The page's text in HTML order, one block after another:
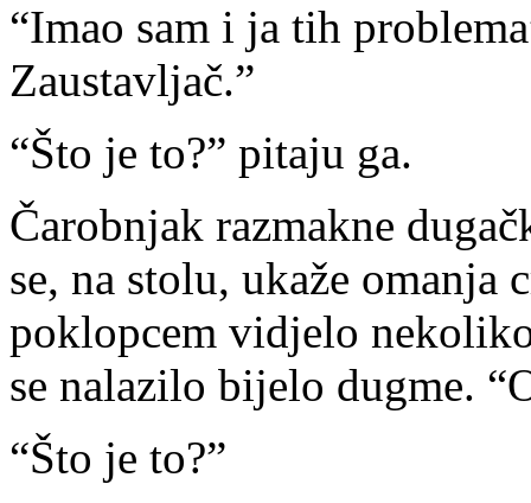
“Imao sam i ja tih
Zaustavljač.”
“Što je to?” pitaju ga.
Čarobnjak razmakne
se, na stolu, ukaže
poklopcem vidjelo
se nalazilo bijelo dugme.
“Što je to?”